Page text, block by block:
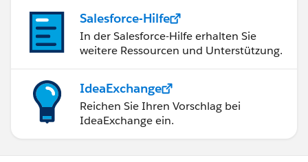
Salesforce-Hilfe
In der Salesforce-Hilfe erhalten Sie
weitere Ressourcen und Unterstützung.
IdeaExchange
Reichen Sie Ihren Vorschlag bei
IdeaExchange ein.